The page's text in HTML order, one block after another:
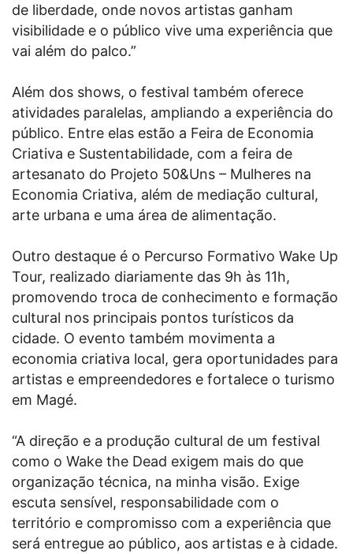
de liberdade, onde novos artistas ganham
visibilidade e o público vive uma experiência que
vai além do palco.”
Além dos shows, o festival também oferece
atividades paralelas, ampliando a experiência do
público. Entre elas estão a Feira de Economia
Criativa e Sustentabilidade, com a feira de
artesanato do Projeto 50&Uns – Mulheres na
Economia Criativa, além de mediação cultural,
arte urbana e uma área de alimentação.
Outro destaque é o Percurso Formativo Wake Up
Tour, realizado diariamente das 9h às 11h,
promovendo troca de conhecimento e formação
cultural nos principais pontos turísticos da
cidade. O evento também movimenta a
economia criativa local, gera oportunidades para
artistas e empreendedores e fortalece o turismo
em Magé.
“A direção e a produção cultural de um festival
como o Wake the Dead exigem mais do que
organização técnica, na minha visão. Exige
escuta sensível, responsabilidade com o
território e compromisso com a experiência que
será entregue ao público, aos artistas e à cidade.